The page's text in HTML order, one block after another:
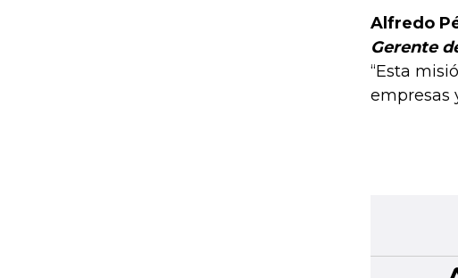
Alfredo
Gerente
“Esta
empresas